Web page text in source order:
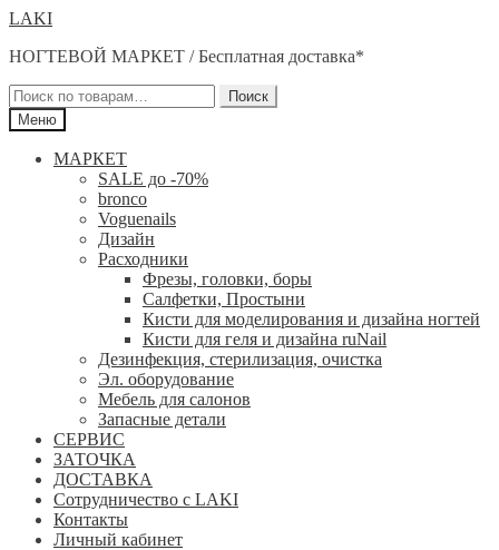
Перейти
навигации
Перейти
содержимому
LAKI
НОГТЕВОЙ МАРКЕТ / Бесплатная доставка*
Искать:
Поиск
Меню
МАРКЕТ
SALE до -70%
bronco
Voguenails
Дизайн
Расходники
Фрезы, головки, боры
Салфетки, Простыни
Кисти для моделирования и дизайна ногтей
Кисти для геля и дизайна ruNail
Дезинфекция, стерилизация, очистка
Эл. оборудование
Мебель для салонов
Запасные детали
СЕРВИС
ЗАТОЧКА
ДОСТАВКА
Сотрудничество с LAKI
Контакты
Личный кабинет